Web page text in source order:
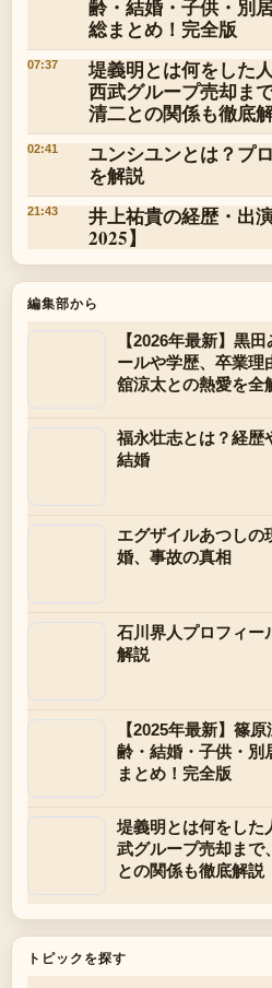
齢・結婚・子供・別
総まとめ！完全版
07:37
堤義明とは何をした
西武グループ売却ま
清二との関係も徹底
02:41
ユンシユンとは？プ
を解説
21:43
井上祐貴の経歴・出
2025】
編集部から
【2026年最新】黒
ールや学歴、卒業理
舘涼太との熱愛を全
福永壮志とは？経歴
結婚
エグザイルあつしの
婚、事故の真相
石川界人プロフィー
解説
【2025年最新】篠
齢・結婚・子供・別
まとめ！完全版
堤義明とは何をした
武グループ売却まで
との関係も徹底解説
トピックを探す